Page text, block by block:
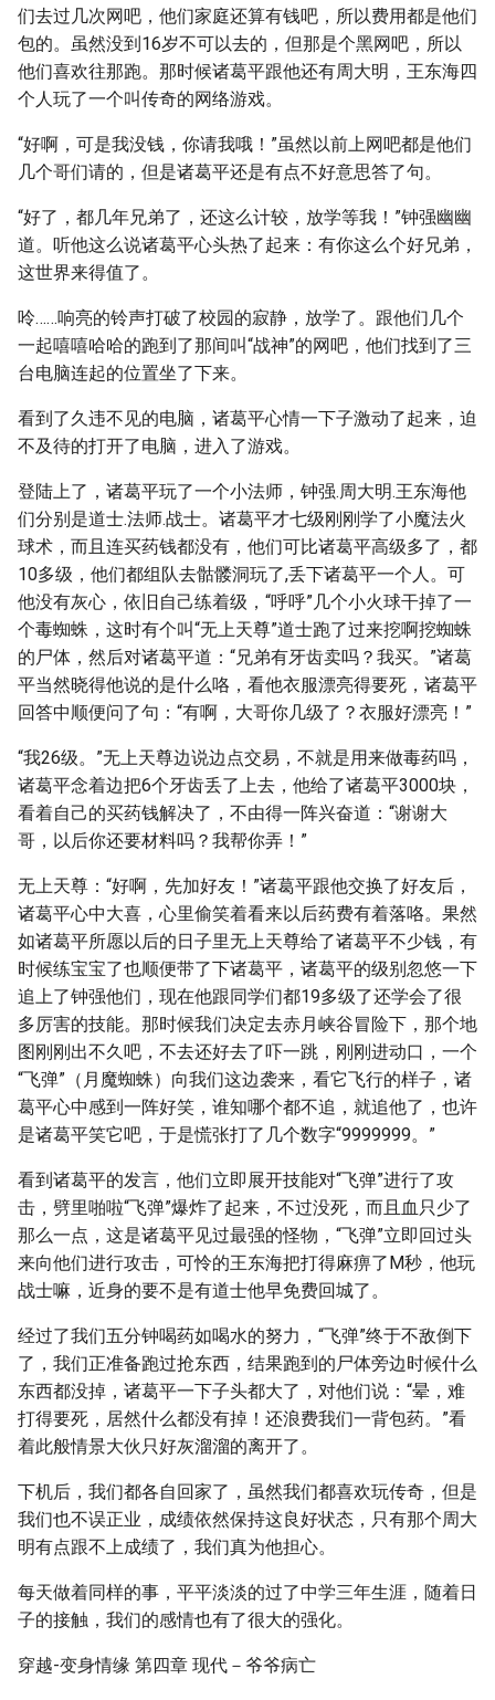
们去过几次网吧，他们家庭还算有钱吧，所以费用都是他们
包的。虽然没到16岁不可以去的，但那是个黑网吧，所以
他们喜欢往那跑。那时候诸葛平跟他还有周大明，王东海四
个人玩了一个叫传奇的网络游戏。
“好啊，可是我没钱，你请我哦！”虽然以前上网吧都是他们
几个哥们请的，但是诸葛平还是有点不好意思答了句。
“好了，都几年兄弟了，还这么计较，放学等我！”钟强幽幽
道。听他这么说诸葛平心头热了起来：有你这么个好兄弟，
这世界来得值了。
呤……响亮的铃声打破了校园的寂静，放学了。跟他们几个
一起嘻嘻哈哈的跑到了那间叫“战神”的网吧，他们找到了三
台电脑连起的位置坐了下来。
看到了久违不见的电脑，诸葛平心情一下子激动了起来，迫
不及待的打开了电脑，进入了游戏。
登陆上了，诸葛平玩了一个小法师，钟强.周大明.王东海他
们分别是道士.法师.战士。诸葛平才七级刚刚学了小魔法火
球术，而且连买药钱都没有，他们可比诸葛平高级多了，都
10多级，他们都组队去骷髅洞玩了,丢下诸葛平一个人。可
他没有灰心，依旧自己练着级，“呼呼”几个小火球干掉了一
个毒蜘蛛，这时有个叫“无上天尊”道士跑了过来挖啊挖蜘蛛
的尸体，然后对诸葛平道：“兄弟有牙齿卖吗？我买。”诸葛
平当然晓得他说的是什么咯，看他衣服漂亮得要死，诸葛平
回答中顺便问了句：“有啊，大哥你几级了？衣服好漂亮！”
“我26级。”无上天尊边说边点交易，不就是用来做毒药吗，
诸葛平念着边把6个牙齿丢了上去，他给了诸葛平3000块，
看着自己的买药钱解决了，不由得一阵兴奋道：“谢谢大
哥，以后你还要材料吗？我帮你弄！”
无上天尊：“好啊，先加好友！”诸葛平跟他交换了好友后，
诸葛平心中大喜，心里偷笑着看来以后药费有着落咯。果然
如诸葛平所愿以后的日子里无上天尊给了诸葛平不少钱，有
时候练宝宝了也顺便带了下诸葛平，诸葛平的级别忽悠一下
追上了钟强他们，现在他跟同学们都19多级了还学会了很
多厉害的技能。那时候我们决定去赤月峡谷冒险下，那个地
图刚刚出不久吧，不去还好去了吓一跳，刚刚进动口，一个
“飞弹”（月魔蜘蛛）向我们这边袭来，看它飞行的样子，诸
葛平心中感到一阵好笑，谁知哪个都不追，就追他了，也许
是诸葛平笑它吧，于是慌张打了几个数字“9999999。”
看到诸葛平的发言，他们立即展开技能对“飞弹”进行了攻
击，劈里啪啦“飞弹”爆炸了起来，不过没死，而且血只少了
那么一点，这是诸葛平见过最强的怪物，“飞弹”立即回过头
来向他们进行攻击，可怜的王东海把打得麻痹了M秒，他玩
战士嘛，近身的要不是有道士他早免费回城了。
经过了我们五分钟喝药如喝水的努力，“飞弹”终于不敌倒下
了，我们正准备跑过抢东西，结果跑到的尸体旁边时候什么
东西都没掉，诸葛平一下子头都大了，对他们说：“晕，难
打得要死，居然什么都没有掉！还浪费我们一背包药。”看
着此般情景大伙只好灰溜溜的离开了。
下机后，我们都各自回家了，虽然我们都喜欢玩传奇，但是
我们也不误正业，成绩依然保持这良好状态，只有那个周大
明有点跟不上成绩了，我们真为他担心。
每天做着同样的事，平平淡淡的过了中学三年生涯，随着日
子的接触，我们的感情也有了很大的强化。
穿越-变身情缘 第四章 现代－爷爷病亡